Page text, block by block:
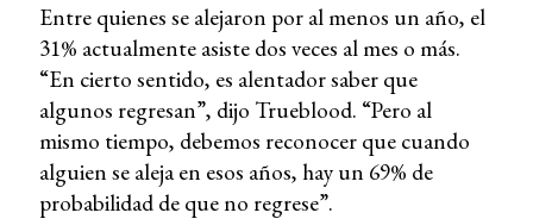
Entre quienes se alejaron por al menos un año, el
31% actualmente asiste dos veces al mes o más.
“En cierto sentido, es alentador saber que
algunos regresan”, dijo Trueblood. “Pero al
mismo tiempo, debemos reconocer que cuando
alguien se aleja en esos años, hay un 69% de
probabilidad de que no regrese”.